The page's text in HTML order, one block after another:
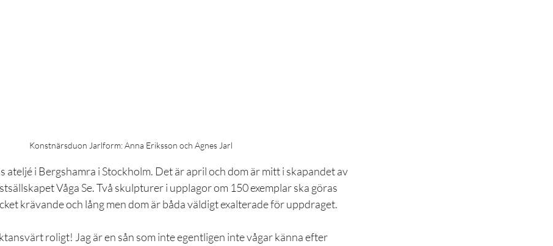
Konstnärsduon Jarlform: Anna Eriksson och Agnes Jarl
ateljé i Bergshamra i Stockholm. Det är april och dom är mitt i skapandet av
Våga Se. Två skulpturer i upplagor om 150 exemplar ska göras
krävande och lång men dom är båda väldigt exalterade för uppdraget.
roligt! Jag är en sån som inte egentligen inte vågar känna efter